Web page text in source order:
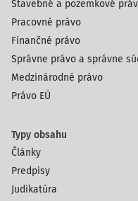
Stavebné a pozemkové
Pracovné právo
Finančné právo
Správne právo a správne
Medzinárodné právo
Právo EÚ
Typy obsahu
Články
Predpisy
Judikatúra